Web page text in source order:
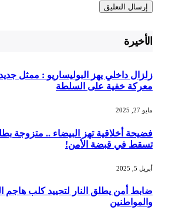
الأخيرة
زلزال داخلي يهز البوليساريو : ممثل
معركة خفية على السلطة
مايو 27, 2025
فضيحة أخلاقية تهز البيضاء .. متزوجة
تسقط في قبضة الأمن!
أبريل 5, 2025
ضابط أمن يطلق النار لتحييد كلب هاجم
والمواطنين